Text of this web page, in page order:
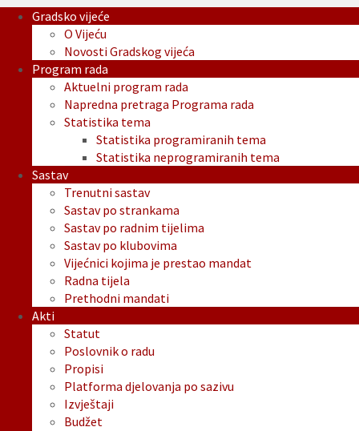
Gradsko vijeće
O Vijeću
Novosti Gradskog vijeća
Program rada
Aktuelni program rada
Napredna pretraga Programa rada
Statistika tema
Statistika programiranih tema
Statistika neprogramiranih tema
Sastav
Trenutni sastav
Sastav po strankama
Sastav po radnim tijelima
Sastav po klubovima
Vijećnici kojima je prestao mandat
Radna tijela
Prethodni mandati
Akti
Statut
Poslovnik o radu
Propisi
Platforma djelovanja po sazivu
Izvještaji
Budžet